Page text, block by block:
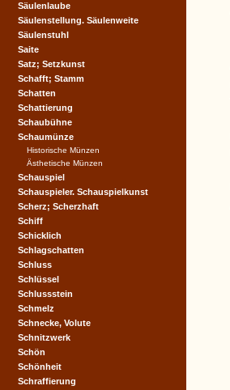
Säulenlaube
Säulenstellung. Säulenweite
Säulenstuhl
Saite
Satz; Setzkunst
Schafft; Stamm
Schatten
Schattierung
Schaubühne
Schaumünze
Historische Münzen
Ästhetische Münzen
Schauspiel
Schauspieler. Schauspielkunst
Scherz; Scherzhaft
Schiff
Schicklich
Schlagschatten
Schluss
Schlüssel
Schlussstein
Schmelz
Schnecke, Volute
Schnitzwerk
Schön
Schönheit
Schraffierung